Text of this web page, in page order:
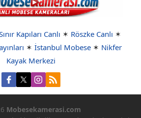
Kapıları Canlı ✶ Röszke Canlı ✶
✶ İstanbul Mobese ✶ Nikfer
Kayak Merkezi
Mobesekamerasi.com